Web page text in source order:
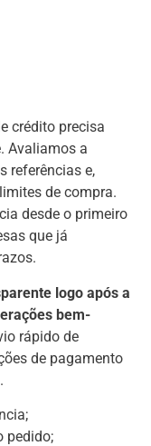
crédito precisa
Avaliamos a
referências e,
de compra.
desde o primeiro
que já
logo após a
bem-
rápido de
de pagamento
pedido;